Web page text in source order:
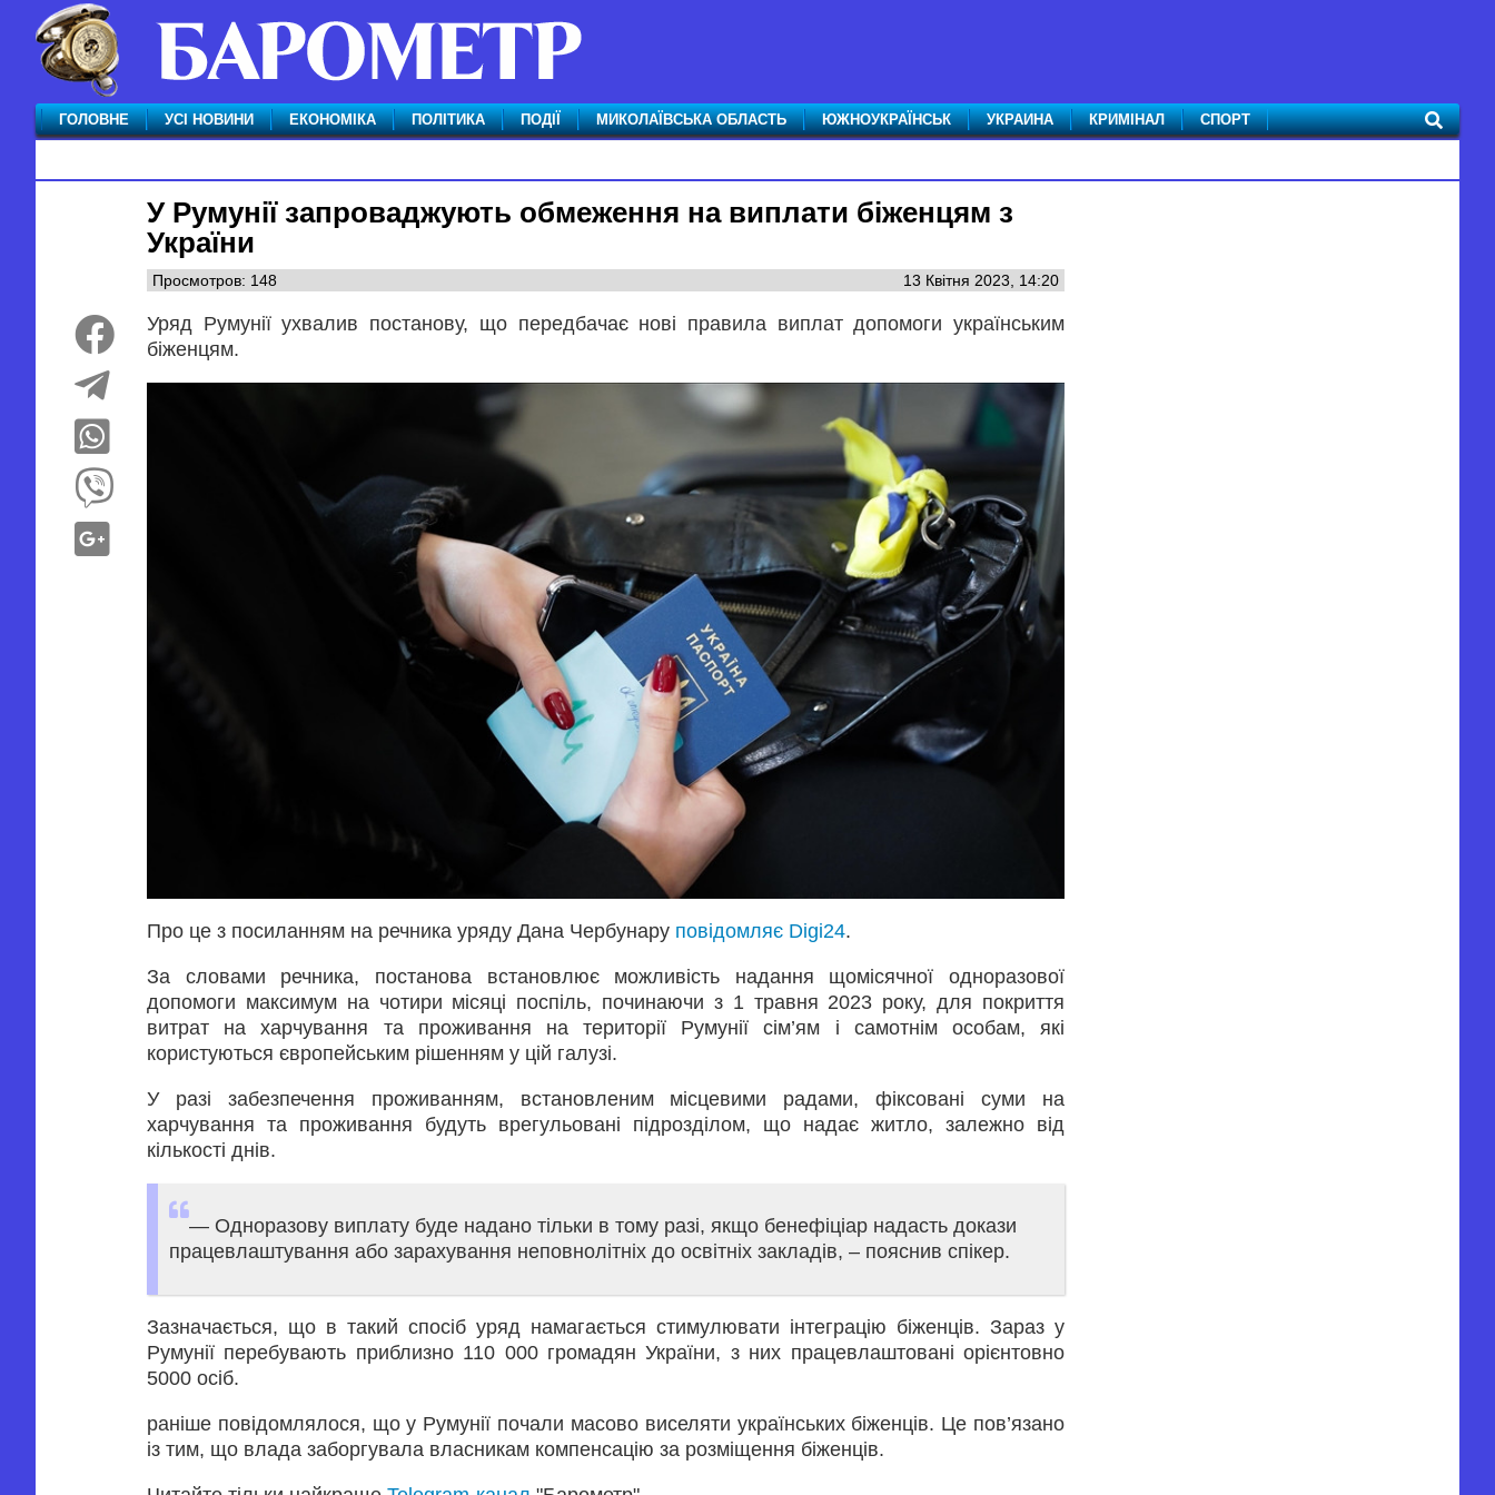
ГОЛОВНЕ УСІ НОВИНИ ЕКОНОМІКА ПОЛІТИКА ПОДІЇ МИКОЛАЇВСЬКА ОБЛАСТЬ ЮЖНОУКРАЇНСЬК УКРАИНА КРИМІНАЛ СПОРТ
У Румунії запроваджують обмеження на виплати біженцям з
України
Просмотров: 148 13 Квітня 2023, 14:20
Уряд Румунії ухвалив постанову, що передбачає нові правила виплат допомоги українським
біженцям.
Про це з посиланням на речника уряду Дана Чербунару повідомляє Digi24.
За словами речника, постанова встановлює можливість надання щомісячної одноразової
допомоги максимум на чотири місяці поспіль, починаючи з 1 травня 2023 року, для покриття
витрат на харчування та проживання на території Румунії сім’ям і самотнім особам, які
користуються європейським рішенням у цій галузі.
У разі забезпечення проживанням, встановленим місцевими радами, фіксовані суми на
харчування та проживання будуть врегульовані підрозділом, що надає житло, залежно від
кількості днів.
— Одноразову виплату буде надано тільки в тому разі, якщо бенефіціар надасть докази
працевлаштування або зарахування неповнолітніх до освітніх закладів, – пояснив спікер.
Зазначається, що в такий спосіб уряд намагається стимулювати інтеграцію біженців. Зараз у
Румунії перебувають приблизно 110 000 громадян України, з них працевлаштовані орієнтовно
5000 осіб.
раніше повідомлялося, що у Румунії почали масово виселяти українських біженців. Це пов’язано
із тим, що влада заборгувала власникам компенсацію за розміщення біженців.